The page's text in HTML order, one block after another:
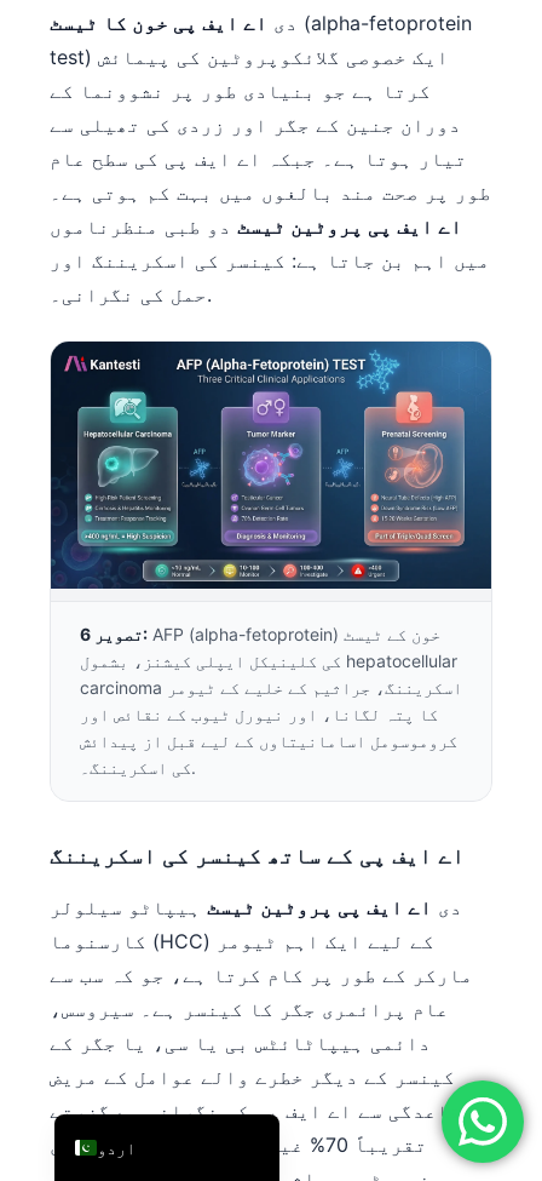
دی اے ایف پی خون کا ٹیسٹ
(alpha-fetoprotein
test) ایک خصوصی گلائکوپروٹین کی پیمائش
کرتا ہے جو بنیادی طور پر نشوونما کے
دوران جنین کے جگر اور زردی کی تھیلی سے
تیار ہوتا ہے۔ جبکہ اے ایف پی کی سطح عام
طور پر صحت مند بالغوں میں بہت کم ہوتی ہے۔
اے ایف پی پروٹین ٹیسٹ دو طبی منظرناموں
میں اہم بن جاتا ہے: کینسر کی اسکریننگ اور
حمل کی نگرانی۔.
تصویر 6: AFP (alpha-fetoprotein) خون کے ٹیسٹ
کی کلینیکل ایپلی کیشنز، بشمول hepatocellular
carcinoma اسکریننگ، جراثیم کے خلیے کے ٹیومر
کا پتہ لگانا، اور نیورل ٹیوب کے نقائص اور
کروموسومل اسامانیتاوں کے لیے قبل از پیدائش
کی اسکریننگ۔.
اے ایف پی کے ساتھ کینسر کی اسکریننگ
دی اے ایف پی پروٹین ٹیسٹ ہیپاٹو سیلولر
کارسنوما (HCC) کے لیے ایک اہم ٹیومر
مارکر کے طور پر کام کرتا ہے، جو کہ سب سے
عام پرائمری جگر کا کینسر ہے۔ سیروسس،
دائمی ہیپاٹائٹس بی یا سی، یا جگر کے
کینسر کے دیگر خطرے والے عوامل کے مریض
باقاعدگی سے اے ایف پی کی نگرانی سے گزرتے
ہیں۔ مزید برآں، AFP تقریباً 70% غیر
اردو
English
Deutsch
العربية
Français
עִבְרִית
Italiano
Español
Türkçe
Română
简体中文
فارسی
Български
Dansk
Nederlands
हिन्दी
Bahasa Indonesia
Հայերեն
Íslenska
Српски језик
Svenska
Bosanski
Azərbaycan dili
日本語
Čeština
ქართული